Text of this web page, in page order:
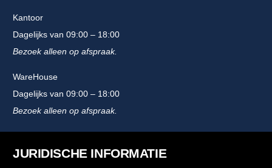
Kantoor
Dagelijks van 09:00 – 18:00
Bezoek alleen op afspraak.
WareHouse
Dagelijks van 09:00 – 18:00
Bezoek alleen op afspraak.
JURIDISCHE INFORMATIE